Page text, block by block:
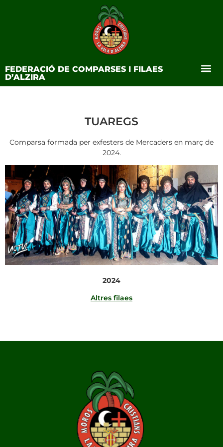
FEDERACIÓ DE COMPARSES I FILAES
D’ALZIRA
TUAREGS
Comparsa formada per exfesters de Mercaders en març de
2024.
2024
Altres filaes